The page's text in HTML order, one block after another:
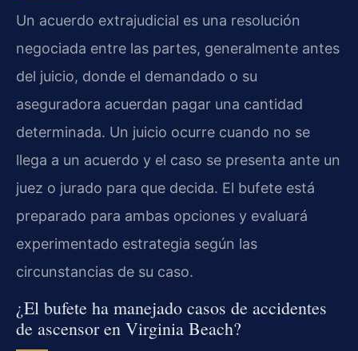
Un acuerdo extrajudicial es una resolución
negociada entre las partes, generalmente antes
del juicio, donde el demandado o su
aseguradora acuerdan pagar una cantidad
determinada. Un juicio ocurre cuando no se
llega a un acuerdo y el caso se presenta ante un
juez o jurado para que decida. El bufete está
preparado para ambas opciones y evaluará
experimentado estrategia según las
circunstancias de su caso.
¿El bufete ha manejado casos de accidentes
de ascensor en Virginia Beach?